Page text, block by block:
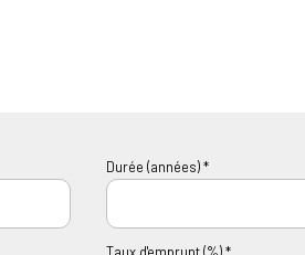
Durée (années) *
Taux d'emprunt (%) *